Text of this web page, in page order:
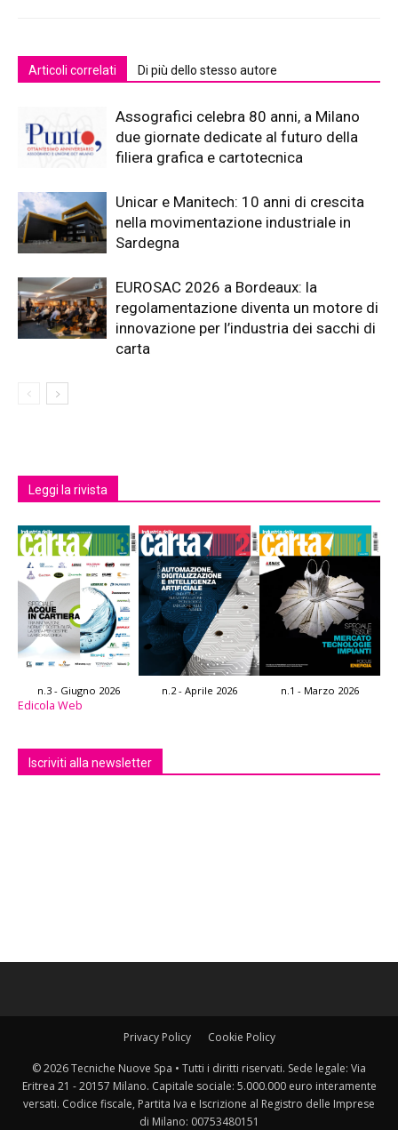
Articoli correlati Di più dello stesso autore
Assografici celebra 80 anni, a Milano
due giornate dedicate al futuro della
filiera grafica e cartotecnica
Unicar e Manitech: 10 anni di crescita
nella movimentazione industriale in
Sardegna
EUROSAC 2026 a Bordeaux: la
regolamentazione diventa un motore di
innovazione per l’industria dei sacchi di
carta
Leggi la rivista
n.3 - Giugno 2026 n.2 - Aprile 2026 n.1 - Marzo 2026
Edicola Web
Iscriviti alla newsletter
Privacy Policy Cookie Policy
© 2026 Tecniche Nuove Spa • Tutti i diritti riservati. Sede legale: Via
Eritrea 21 - 20157 Milano. Capitale sociale: 5.000.000 euro interamente
versati. Codice fiscale, Partita Iva e Iscrizione al Registro delle Imprese
di Milano: 00753480151